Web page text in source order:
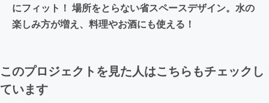
にフィット！ 場所をとらない省スペースデザイン。水の
楽しみ方が増え、料理やお酒にも使える！
このプロジェクトを見た人はこちらもチェックし
ています